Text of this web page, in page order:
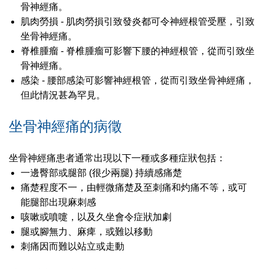
骨神經痛。
肌肉勞損 - 肌肉勞損引致發炎都可令神經根管受壓，引致
坐骨神經痛。
脊椎腫瘤 - 脊椎腫瘤可影響下腰的神經根管，從而引致坐
骨神經痛。
感染 - 腰部感染可影響神經根管，從而引致坐骨神經痛，
但此情況甚為罕見。
坐骨神經痛的病徵
坐骨神經痛患者通常出現以下一種或多種症狀包括：
一邊臀部或腿部 (很少兩腿) 持續感痛楚
痛楚程度不一，由輕微痛楚及至刺痛和灼痛不等，或可
能腿部出現麻刺感
咳嗽或噴嚏，以及久坐會令症狀加劇
腿或腳無力、麻痺，或難以移動
刺痛因而難以站立或走動